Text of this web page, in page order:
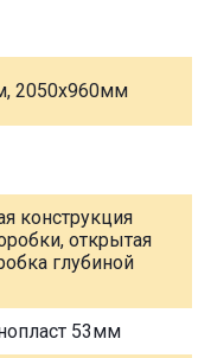
2050х960мм
конструкция
открытая
глубиной
53мм